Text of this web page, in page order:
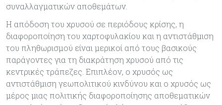
συναλλαγματικών αποθεμάτων.
Η απόδοση του χρυσού σε περιόδους κρίσης, η
διαφοροποίηση του χαρτοφυλακίου και η αντιστάθμιση
του πληθωρισμού είναι μερικοί από τους βασικούς
παράγοντες για τη διακράτηση χρυσού από τις
κεντρικές τράπεζες. Επιπλέον, ο χρυσός ως
αντιστάθμιση γεωπολιτικού κινδύνου και ο χρυσός ως
μέρος μιας πολιτικής διαφοροποίησης αποθεματικών